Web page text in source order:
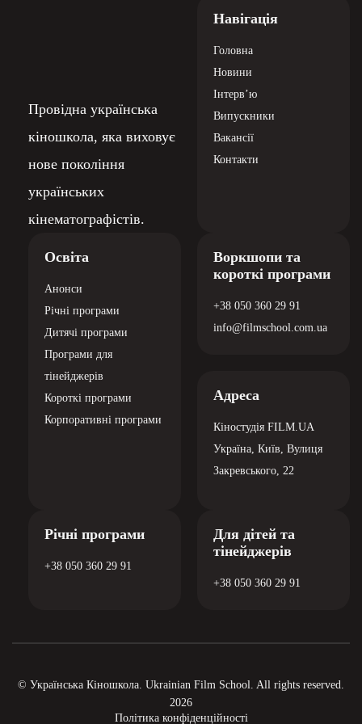
тиждень “Вітя” потрапив у топ-3 українських серіалів на Netflix!
Провідна українська
кіношкола, яка виховує
нове покоління
українських
кінематографістів.
Навігація
Головна
Новини
Інтерв’ю
Випускники
Вакансії
Контакти
Освіта
Анонси
Річні програми
Дитячі програми
Програми для
тінейджерів
Короткі програми
Корпоративні програми
Воркшопи та
короткі програми
+38 050 360 29 91
info@filmschool.com.ua
Адреса
Кіностудія FILM.UA
Україна, Київ, Вулиця
Закревського, 22
Річні програми
+38 050 360 29 91
Для дітей та
тінейджерів
+38 050 360 29 91
© Українська Кіношкола. Ukrainian Film School. All rights reserved.
2026
Політика конфіденційності